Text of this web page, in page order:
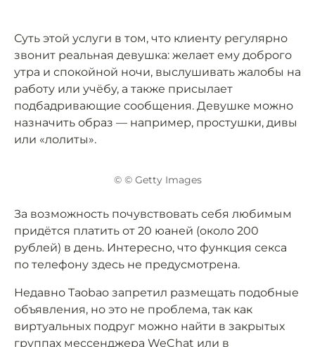
Суть этой услуги в том, что клиенту регулярно
звонит реальная девушка: желает ему доброго
утра и спокойной ночи, выслушивать жалобы на
работу или учёбу, а также присылает
подбадривающие сообщения. Девушке можно
назначить образ — например, простушки, дивы
или «лолиты».
© © Getty Images
За возможность почувствовать себя любимым
придётся платить от 20 юаней (около 200
рублей) в день. Интересно, что функция секса
по телефону здесь не предусмотрена.
Недавно Taobao запретил размещать подобные
объявления, но это не проблема, так как
виртуальных подруг можно найти в закрытых
группах мессенджера WeChat или в